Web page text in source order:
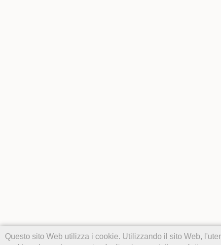
Questo sito Web utilizza i cookie. Utilizzando il sito Web,